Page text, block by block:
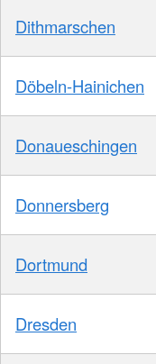
Dithmarschen
Döbeln-Hainichen
Donaueschingen
Donnersberg
Dortmund
Dresden